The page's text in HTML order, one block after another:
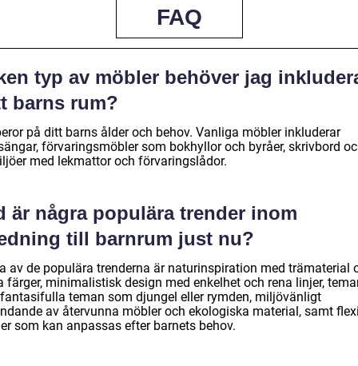
FAQ
typ av möbler behöver jag
barns rum?
på ditt barns ålder och behov. Vanliga möbler inkluderar
förvaringsmöbler som bokhyllor och byråer, skrivbord
med lekmattor och förvaringslådor.
är några populära trender inom
till barnrum just nu?
av de populära trenderna är naturinspiration med trämaterial
färger, minimalistisk design med enkelhet och rena linjer,
teman som djungel eller rymden, miljövänligt
av återvunna möbler och ekologiska material, samt
som kan anpassas efter barnets behov.